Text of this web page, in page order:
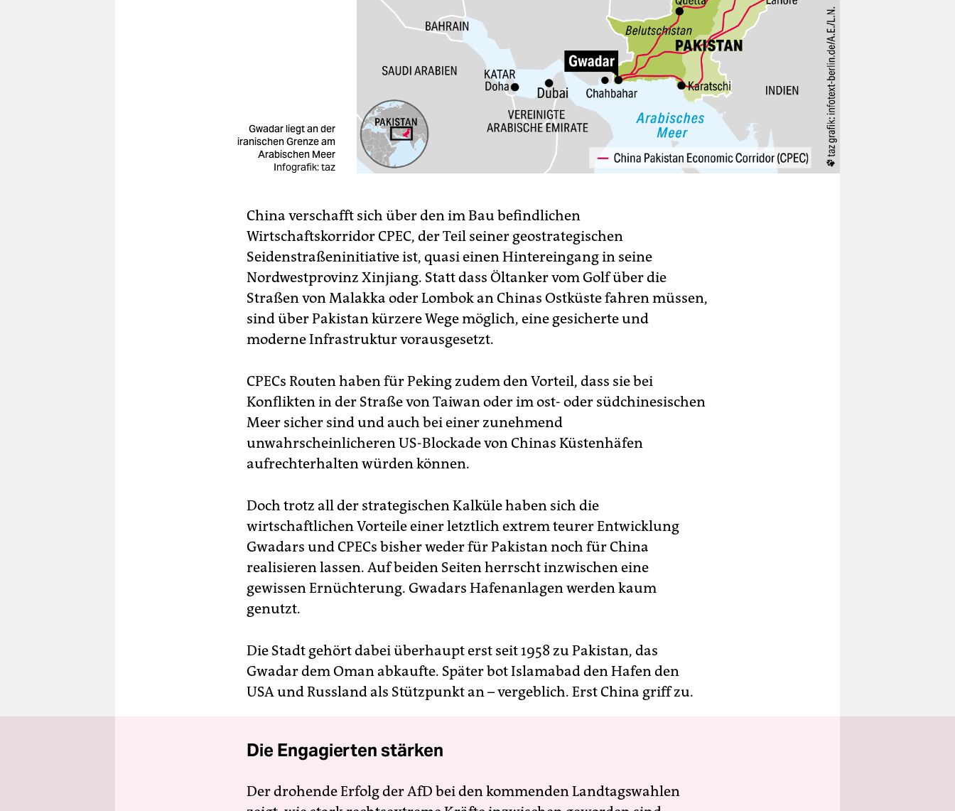
Gwadar liegt an der
iranischen Grenze am
Arabischen Meer
Infografik: taz
China verschafft sich über den im Bau befindlichen
Wirtschaftskorridor CPEC, der Teil seiner geostrategischen
Seidenstraßeninitiative ist, quasi einen Hintereingang in seine
Nordwestprovinz Xinjiang. Statt dass Öltanker vom Golf über die
Straßen von Malakka oder Lombok an Chinas Ostküste fahren müssen,
sind über Pakistan kürzere Wege möglich, eine gesicherte und
moderne Infrastruktur vorausgesetzt.
CPECs Routen haben für Peking zudem den Vorteil, dass sie bei
Konflikten in der Straße von Taiwan oder im ost- oder südchinesischen
Meer sicher sind und auch bei einer zunehmend
unwahrscheinlicheren US-Blockade von Chinas Küstenhäfen
aufrechterhalten würden können.
Doch trotz all der strategischen Kalküle haben sich die
wirtschaftlichen Vorteile einer letztlich extrem teurer Entwicklung
Gwadars und CPECs bisher weder für Pakistan noch für China
realisieren lassen. Auf beiden Seiten herrscht inzwischen eine
gewissen Ernüchterung. Gwadars Hafenanlagen werden kaum
genutzt.
Die Stadt gehört dabei überhaupt erst seit 1958 zu Pakistan, das
Gwadar dem Oman abkaufte. Später bot Islamabad den Hafen den
USA und Russland als Stützpunkt an – vergeblich. Erst China griff zu.
Die Engagierten stärken
Der drohende Erfolg der AfD bei den kommenden Landtagswahlen